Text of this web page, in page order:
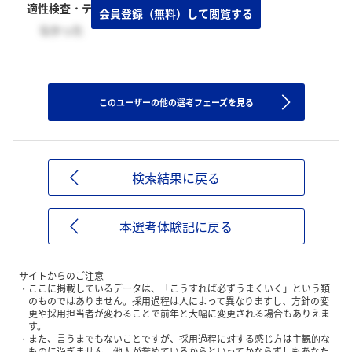
適性検査・テストの有無
なかった
会員登録（無料）して閲覧する
このユーザーの他の選考フェーズを見る
検索結果に戻る
本選考体験記に戻る
サイトからのご注意
ここに掲載しているデータは、「こうすれば必ずうまくいく」という類
のものではありません。採用過程は人によって異なりますし、方針の変
更や採用担当者が変わることで前年と大幅に変更される場合もありえま
す。
また、言うまでもないことですが、採用過程に対する感じ方は主観的な